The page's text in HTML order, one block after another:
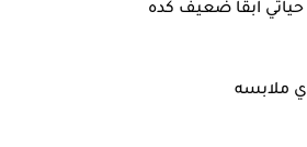
حياتي ابقا ضعيف كده
ملابسه